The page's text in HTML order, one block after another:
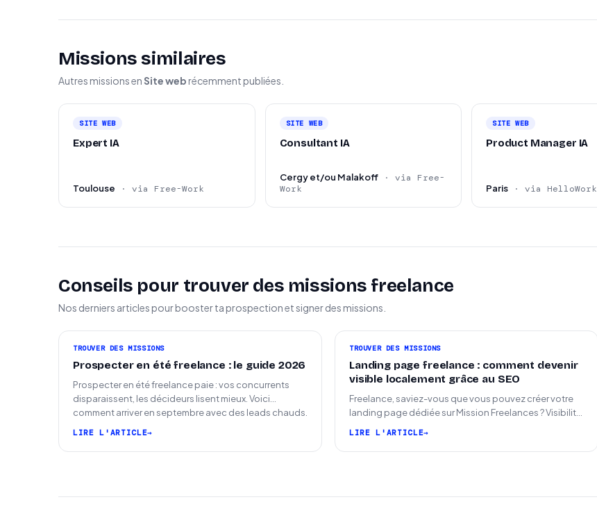
Expert Shopify orienté résultats.
Expérience en optimisation de conversion e-commerce.
Autonomie et rigueur dans l’exécution.
Missions similaires
Autres missions enSite web récemment publiées.
SITE WEB
Expert IA
Toulouse · via Free-Work
SITE WEB
Consultant IA
Cergy et/ou Malakoff
· via Free-
Work
SITE WEB
Product Manager IA
Paris · via HelloWork
Conseils pour trouver des missions freelance
Nos derniers articles pour booster ta prospection et signer des missions.
TROUVER DES MISSIONS
Prospecter en été freelance : le guide 2026
Prospecter en été freelance paie : vos concurrents
disparaissent, les décideurs lisent mieux. Voici
comment arriver en septembre avec des leads chauds.
LIRE L'ARTICLE
TROUVER DES MISSIONS
Landing page freelance : comment devenir
visible localement grâce au SEO
Freelance, saviez-vous que vous pouvez créer votre
landing page dédiée sur Mission Freelances ? Visibilité
LIRE L'ARTICLE